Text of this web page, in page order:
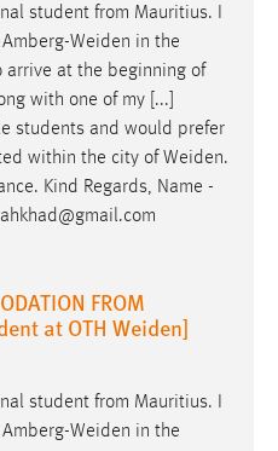
student from Mauritius. I
Amberg-Weiden in the
arrive at the beginning of
with one of my [...]
students and would prefer
within the city ofWeiden.
Kind Regards, Name -
FROM
at OTH Weiden]
student from Mauritius. I
Amberg-Weiden in the
von Drittanbietern
Werbung anzuzeigen.
über Websites